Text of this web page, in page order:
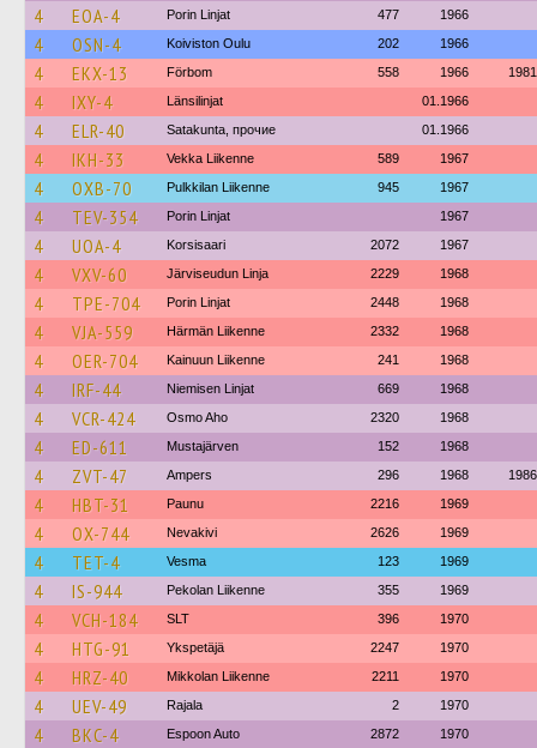
4 EOA-4 Porin Linjat 477 1966
4 OSN-4 Koiviston Oulu 202 1966
4 EKX-13 Förbom 558 1966 1981
4 IXY-4 Länsilinjat 01.1966
4 ELR-40 Satakunta, прочие 01.1966
4 IKH-33 Vekka Liikenne 589 1967
4 OXB-70 Pulkkilan Liikenne 945 1967
4 TEV-354 Porin Linjat 1967
4 UOA-4 Korsisaari 2072 1967
4 VXV-60 Järviseudun Linja 2229 1968
4 TPE-704 Porin Linjat 2448 1968
4 VJA-559 Härmän Liikenne 2332 1968
4 OER-704 Kainuun Liikenne 241 1968
4 IRF-44 Niemisen Linjat 669 1968
4 VCR-424 Osmo Aho 2320 1968
4 ED-611 Mustajärven 152 1968
4 ZVT-47 Ampers 296 1968 1986
4 HBT-31 Paunu 2216 1969
4 OX-744 Nevakivi 2626 1969
4 TET-4 Vesma 123 1969
4 IS-944 Pekolan Liikenne 355 1969
4 VCH-184 SLT 396 1970
4 HTG-91 Ykspetäjä 2247 1970
4 HRZ-40 Mikkolan Liikenne 2211 1970
4 UEV-49 Rajala 2 1970
4 BKC-4 Espoon Auto 2872 1970